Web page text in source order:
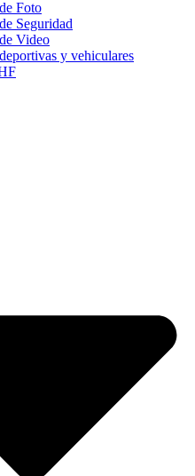
Foto
Seguridad
Video
y vehiculares